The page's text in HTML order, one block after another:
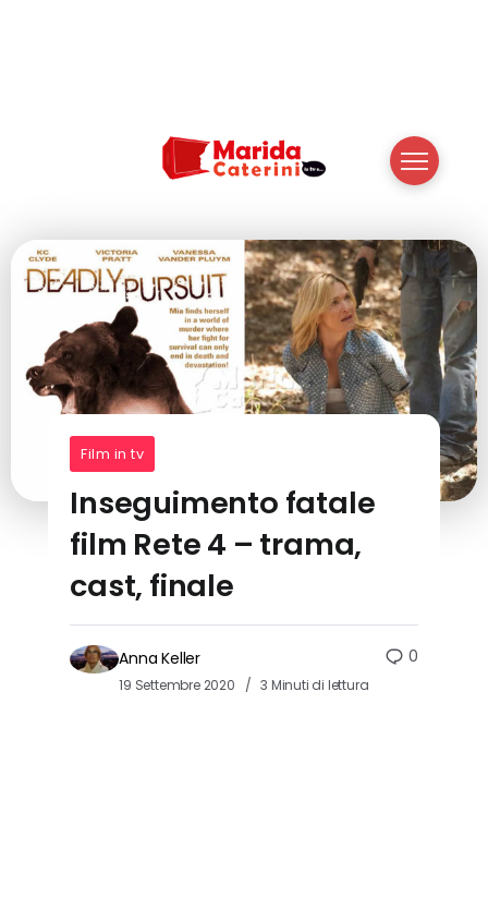
Film in tv
Inseguimento fatale
film Rete 4 – trama,
cast, finale
Anna Keller
19 Settembre 2020 3 Minuti di lettura
0